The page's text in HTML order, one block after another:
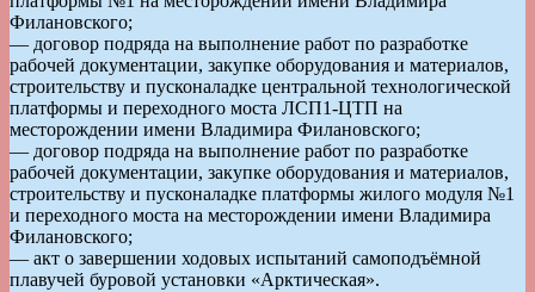
Филановского;
— договор подряда на выполнение работ по разработке
рабочей документации, закупке оборудования и материалов,
строительству и пусконаладке центральной технологической
платформы и переходного моста ЛСП1-ЦТП на
месторождении имени Владимира Филановского;
— договор подряда на выполнение работ по разработке
рабочей документации, закупке оборудования и материалов,
строительству и пусконаладке платформы жилого модуля №1
и переходного моста на месторождении имени Владимира
Филановского;
— акт о завершении ходовых испытаний самоподъёмной
плавучей буровой установки «Арктическая».